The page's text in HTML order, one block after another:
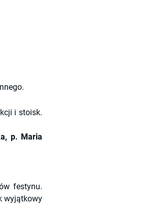
i stoisk.
p. Maria
festynu.
wyjątkowy